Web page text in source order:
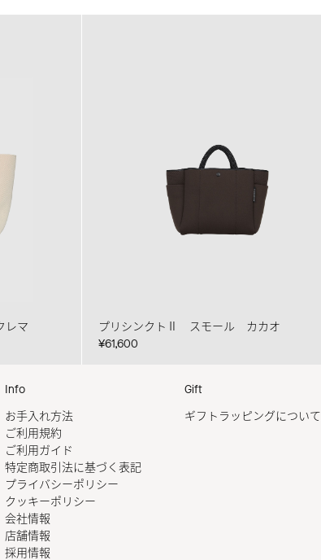
マ
プリシンクトⅡ スモール カカオ
¥61,600
Info
お手入れ方法
ご利用規約
ご利用ガイド
特定商取引法に基づく表記
プライバシーポリシー
クッキーポリシー
会社情報
店舗情報
採用情報
Gift
ギフトラッピングについて